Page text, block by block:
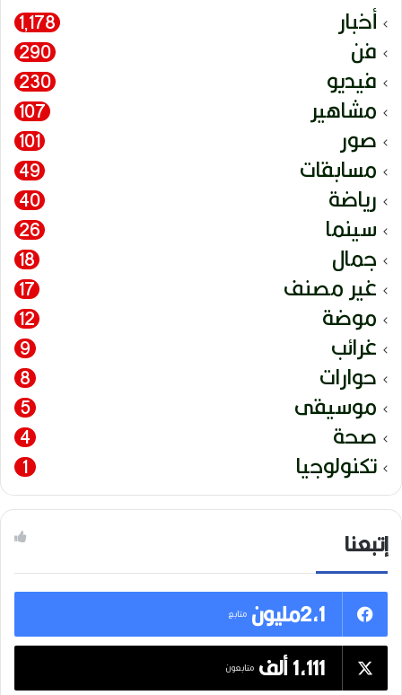
أخبار 1٬178
فن 290
فيديو 230
مشاهير 107
صور 101
مسابقات 49
رياضة 40
سينما 26
جمال 18
غير مصنف 17
موضة 12
غرائب 9
حوارات 8
موسيقى 5
صحة 4
تكنولوجيا 1
إتبعنا
2,1مليون
متابع
1,111 ألف متابعون